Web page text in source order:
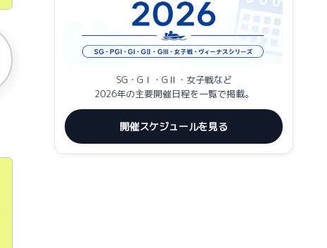
SG・GⅠ・GⅡ・女子戦など
2026年の主要開催日程を一覧で掲載。
開催スケジュールを見る